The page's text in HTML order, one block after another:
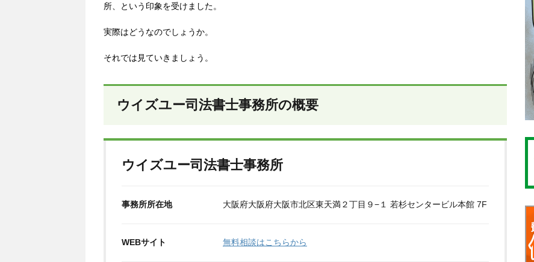
所、という印象を受けました。
実際はどうなのでしょうか。
それでは見ていきましょう。
ウイズユー司法書士事務所の概要
ウイズユー司法書士事務所
事務所所在地 大阪府大阪府大阪市北区東天満２丁目９−１ 若杉センタービル本館 7F
WEBサイト 無料相談はこちらから